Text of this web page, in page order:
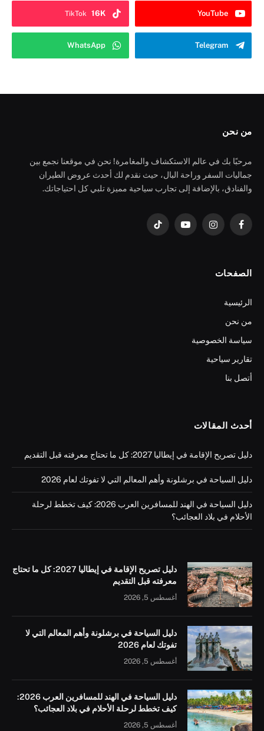
YouTube
TikTok 16K
Telegram
WhatsApp
من نحن
مرحبًا بك في عالم الاستكشاف والمغامرة! نحن في موقعنا نجمع بين
جماليات السفر وراحة البال، حيث نقدم لك أحدث عروض الطيران
والفنادق، بالإضافة إلى تجارب سياحية مميزة تلبي كل احتياجاتك.
فيسبوكالانستغراميوتيوب تيكتوك
الصفحات
الرئيسية
من نحن
سياسة الخصوصية
تقارير سياحية
أتصل بنا
أحدث المقالات
دليل تصريح الإقامة في إيطاليا 2027: كل ما تحتاج معرفته قبل التقديم
دليل السياحة في برشلونة وأهم المعالم التي لا تفوتك لعام 2026
دليل السياحة في الهند للمسافرين العرب 2026: كيف تخطط لرحلة
الأحلام في بلاد العجائب؟
دليل تصريح الإقامة في إيطاليا 2027: كل ما تحتاج
معرفته قبل التقديم
أغسطس 5, 2026
دليل السياحة في برشلونة وأهم المعالم التي لا
تفوتك لعام 2026
أغسطس 5, 2026
دليل السياحة في الهند للمسافرين العرب 2026:
كيف تخطط لرحلة الأحلام في بلاد العجائب؟
أغسطس 5, 2026